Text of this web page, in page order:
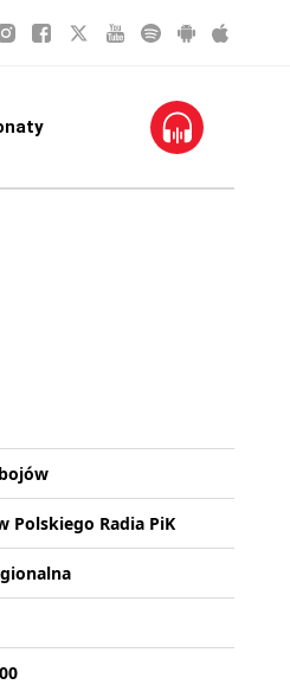
Polskiego Radia PiK